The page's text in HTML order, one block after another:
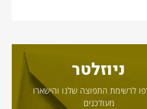
ניוזלטר
לרשימת התפוצה שלנו והישארו
מעודכנים